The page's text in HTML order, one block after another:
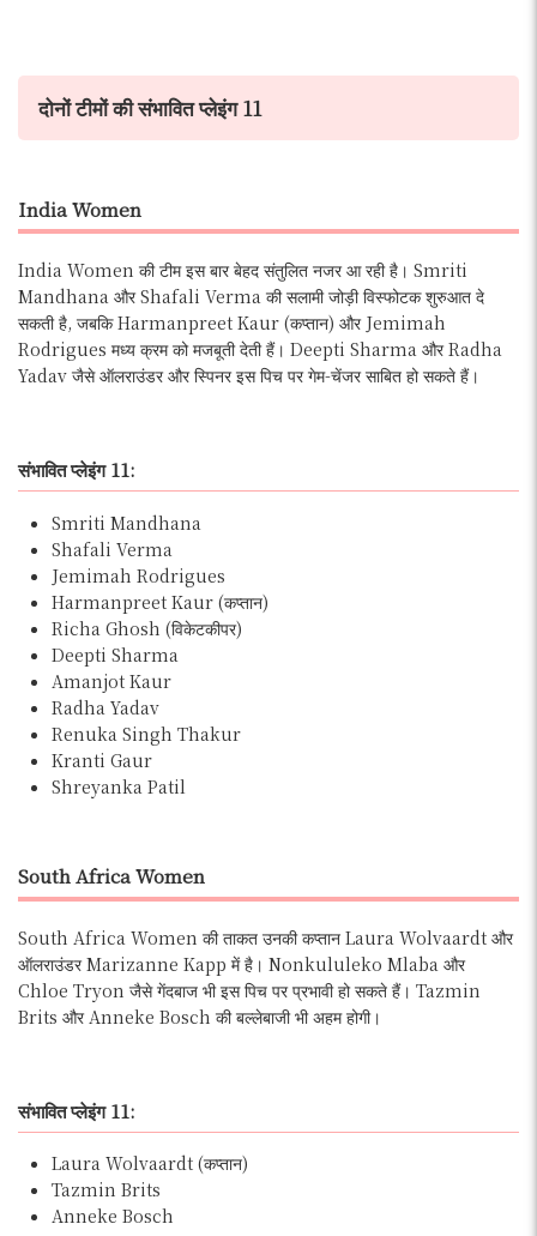
दोनों टीमों की संभावित प्लेइंग 11
India Women
India Women की टीम इस बार बेहद संतुलित नजर आ रही है। Smriti
Mandhana और Shafali Verma की सलामी जोड़ी विस्फोटक शुरुआत दे
सकती है, जबकि Harmanpreet Kaur (कप्तान) और Jemimah
Rodrigues मध्य क्रम को मजबूती देती हैं। Deepti Sharma और Radha
Yadav जैसे ऑलराउंडर और स्पिनर इस पिच पर गेम-चेंजर साबित हो सकते हैं।
संभावित प्लेइंग 11:
Smriti Mandhana
Shafali Verma
Jemimah Rodrigues
Harmanpreet Kaur (कप्तान)
Richa Ghosh (विकेटकीपर)
Deepti Sharma
Amanjot Kaur
Radha Yadav
Renuka Singh Thakur
Kranti Gaur
Shreyanka Patil
South Africa Women
South Africa Women की ताकत उनकी कप्तान Laura Wolvaardt और
ऑलराउंडर Marizanne Kapp में है। Nonkululeko Mlaba और
Chloe Tryon जैसे गेंदबाज भी इस पिच पर प्रभावी हो सकते हैं। Tazmin
Brits और Anneke Bosch की बल्लेबाजी भी अहम होगी।
संभावित प्लेइंग 11:
Laura Wolvaardt (कप्तान)
Tazmin Brits
Anneke Bosch